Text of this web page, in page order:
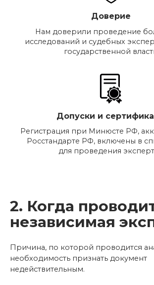
Доверие
Нам доверили проведение
исследований и судебных
государственной
Допуски и
Регистрация при Минюсте РФ,
Росстандарте РФ, включены в
для проведения
2. Когда
независимая
Причина, по которой проводится
необходимость признать документ
недействительным.